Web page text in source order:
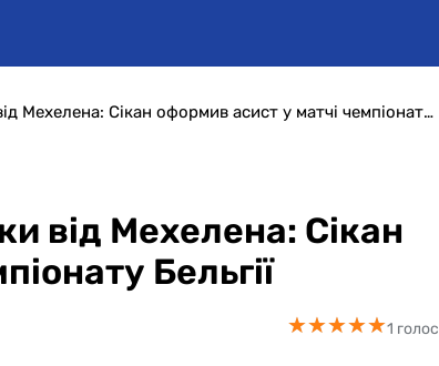
Андерлехт уникнув поразки від Мехелена: Сікан оформив асист у матчі чемпіонату Бельгії
від Мехелена: Сікан
Бельгії
★★★★★
★★★★★1 голос